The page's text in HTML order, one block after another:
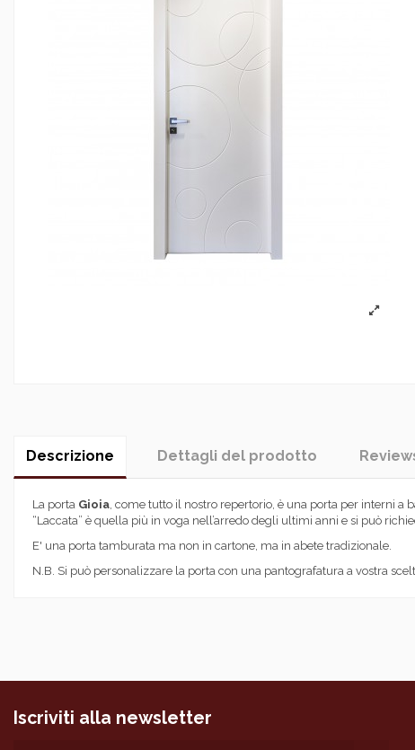
Descrizione Dettagli del prodotto
La porta Gioia, come tutto il nostro repertorio, è una porta per interni a
“Laccata” è quella più in voga nell’arredo degli ultimi anni e si può
E' una porta tamburata ma non in cartone, ma in abete tradizionale.
N.B. Si può personalizzare la porta con una pantografatura a vostra
Anta
Assemblaggio telaio
Iscriviti alla newsletter